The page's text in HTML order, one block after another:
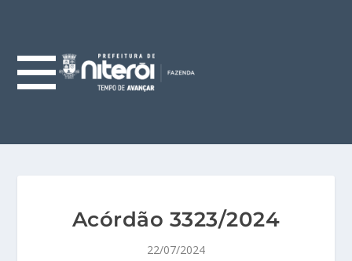
Acórdão 3323/2024
22/07/2024